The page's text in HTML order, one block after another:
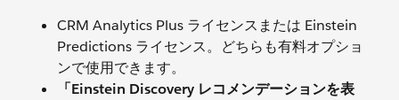
CRM Analytics Plus ライセンスまたは Einstein
Predictions ライセンス。どちらも有料オプショ
ンで使用できます。
「Einstein Discovery レコメンデーションを表